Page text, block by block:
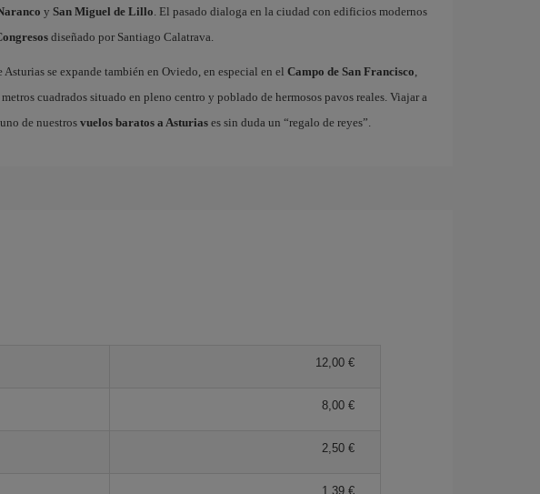
y San Miguel de Lillo. El pasado dialoga en la ciudad con edificios modernos
diseñado por Santiago Calatrava.
se expande también en Oviedo, en especial en el Campo de San Francisco,
cuadrados situado en pleno centro y poblado de hermosos pavos reales. Viajar a
de nuestros vuelos baratos a Asturiases sin duda un “regalo de reyes”.
12,00 €
8,00 €
2,50 €
1,39 €